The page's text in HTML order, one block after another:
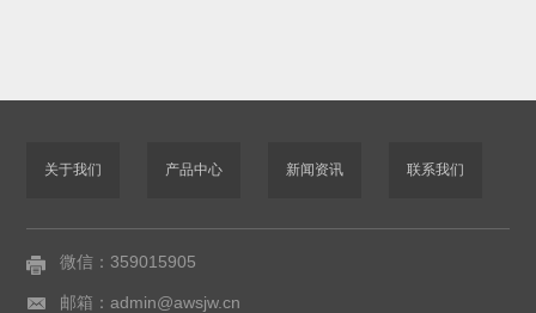
关于我们 产品中心 新闻资讯 联系我们
微信：359015905
邮箱：admin@awsjw.cn